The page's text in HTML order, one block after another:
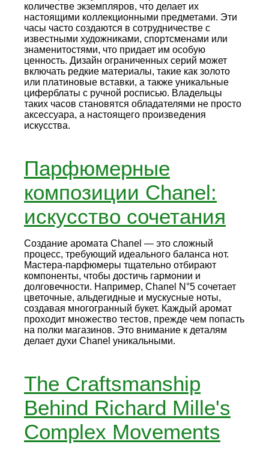
количестве экземпляров, что делает их
настоящими коллекционными предметами. Эти
часы часто создаются в сотрудничестве с
известными художниками, спортсменами или
знаменитостями, что придает им особую
ценность. Дизайн ограниченных серий может
включать редкие материалы, такие как золото
или платиновые вставки, а также уникальные
циферблаты с ручной росписью. Владельцы
таких часов становятся обладателями не просто
аксессуара, а настоящего произведения
искусства.
Парфюмерные
композиции Chanel:
искусство сочетания
Создание аромата Chanel — это сложный
процесс, требующий идеального баланса нот.
Мастера-парфюмеры тщательно отбирают
компоненты, чтобы достичь гармонии и
долговечности. Например, Chanel N°5 сочетает
цветочные, альдегидные и мускусные ноты,
создавая многогранный букет. Каждый аромат
проходит множество тестов, прежде чем попасть
на полки магазинов. Это внимание к деталям
делает духи Chanel уникальными.
The Craftsmanship
Behind Richard Mille's
Complex Movements